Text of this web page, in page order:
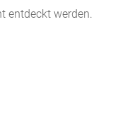
entdeckt werden.